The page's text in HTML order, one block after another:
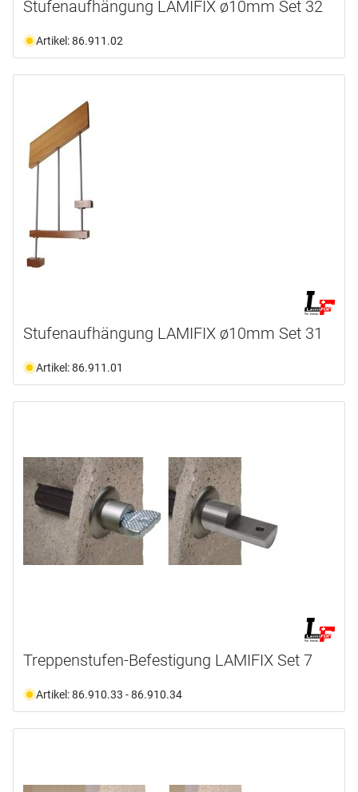
Stufenaufhängung LAMIFIX ø10mm Set 32
Artikel: 86.911.02
Stufenaufhängung LAMIFIX ø10mm Set 31
Artikel: 86.911.01
Treppenstufen-Befestigung LAMIFIX Set 7
Artikel: 86.910.33 - 86.910.34